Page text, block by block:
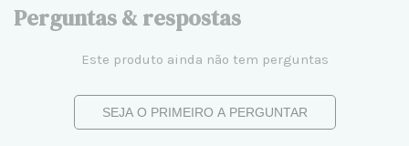
Perguntas & respostas
Este produto ainda não tem perguntas
SEJA O PRIMEIRO A PERGUNTAR